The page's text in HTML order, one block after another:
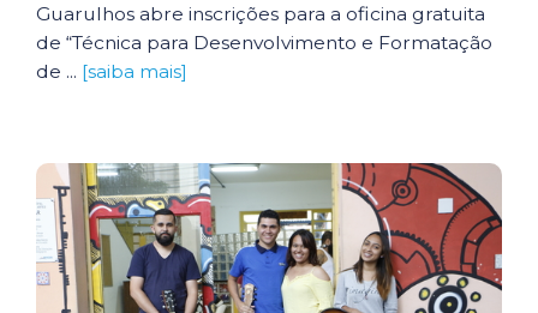
Guarulhos abre inscrições para a oficina gratuita
de “Técnica para Desenvolvimento e Formatação
de ... [saiba mais]